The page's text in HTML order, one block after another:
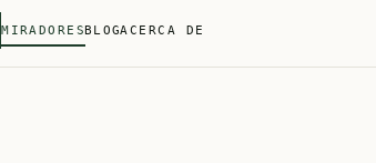
MIRADORESBLOGACERCA DE